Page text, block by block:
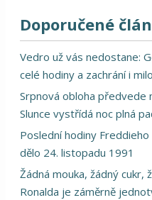
Doporučené
Vedro už vás nedostane:
celé hodiny a zachrání i
Srpnová obloha předvede
Slunce vystřídá noc plná
Poslední hodiny
dělo 24. listopadu 1991
Žádná mouka, žádný cukr,
Ronalda je záměrně